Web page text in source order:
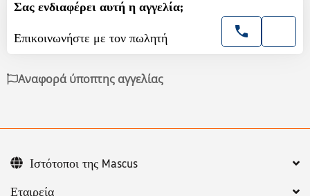
Σας ενδιαφέρει αυτή η αγγελία;
Επικοινωνήστε με τον πωλητή
Αναφορά ύποπτης αγγελίας
Εταιρεία
Ιστότοποι της Mascus